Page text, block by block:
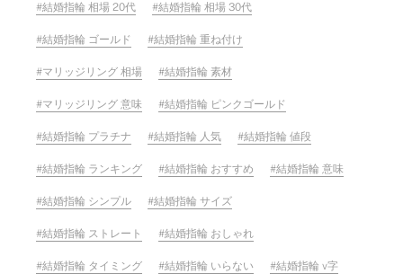
結婚指輪 相場 20代 結婚指輪 相場 30代
結婚指輪 ゴールド 結婚指輪 重ね付け
マリッジリング 相場 結婚指輪 素材
マリッジリング 意味 結婚指輪 ピンクゴールド
結婚指輪 プラチナ 結婚指輪 人気 結婚指輪 値段
結婚指輪 ランキング 結婚指輪 おすすめ 結婚指輪 意味
結婚指輪 シンプル 結婚指輪 サイズ
結婚指輪 ストレート 結婚指輪 おしゃれ
結婚指輪 タイミング 結婚指輪 いらない 結婚指輪 v字